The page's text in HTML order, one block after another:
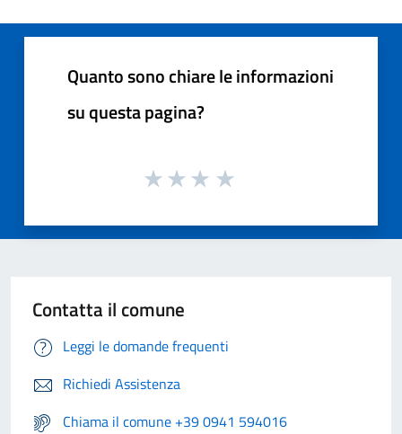
Quanto sono chiare le informazioni
su questa pagina?
Contatta il comune
Leggi le domande frequenti
Richiedi Assistenza
Chiama il comune +39 0941 594016